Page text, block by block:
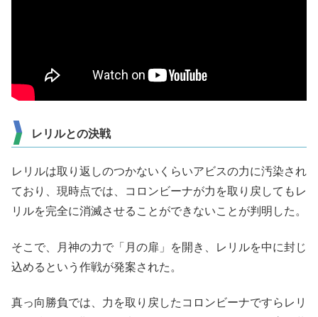
レリルとの決戦
レリルは取り返しのつかないくらいアビスの力に汚染され
ており、現時点では、コロンビーナが力を取り戻してもレ
リルを完全に消滅させることができないことが判明した。
そこで、月神の力で「月の扉」を開き、レリルを中に封じ
込めるという作戦が発案された。
真っ向勝負では、力を取り戻したコロンビーナですらレリ